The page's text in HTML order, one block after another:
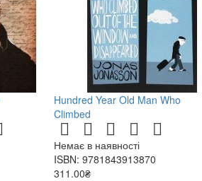
Hundred Year Old Man Who
Climbed
Немає в наявності
ISBN: 9781843913870
311.00₴